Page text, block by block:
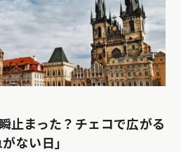
止まった？チェコで広がる
ない日」